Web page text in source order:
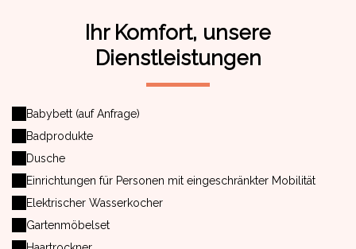
Ihr Komfort, unsere
Dienstleistungen
Babybett (auf Anfrage)
Badprodukte
Dusche
Einrichtungen für Personen mit eingeschränkter Mobilität
Elektrischer Wasserkocher
Gartenmöbelset